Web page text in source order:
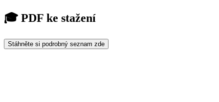
🎓 PDF ke stažení
Stáhněte si podrobný seznam zde